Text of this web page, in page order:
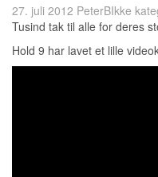
27. juli 2012 PeterBIkke
Tusind tak til alle for deres
Hold 9 har lavet et lille